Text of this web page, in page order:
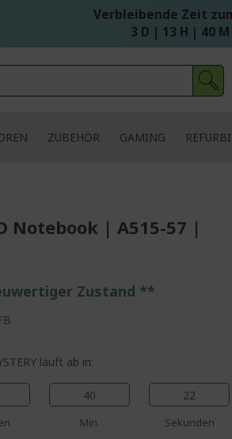
Verbleibende Zeit
3 D | 13 H | 40
ZUBEHÖR GAMING
Notebook | A515-57 |
Zustand **
läuft ab in:
40
Min.
21
Sekunden